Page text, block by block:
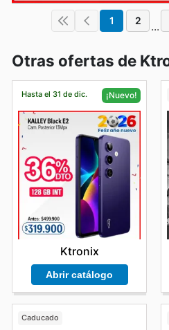
1 2 ...
Otras ofertas de
Hasta el 31 de dic. ¡Nuevo!
Ktronix
Abrir catálogo
Caducado